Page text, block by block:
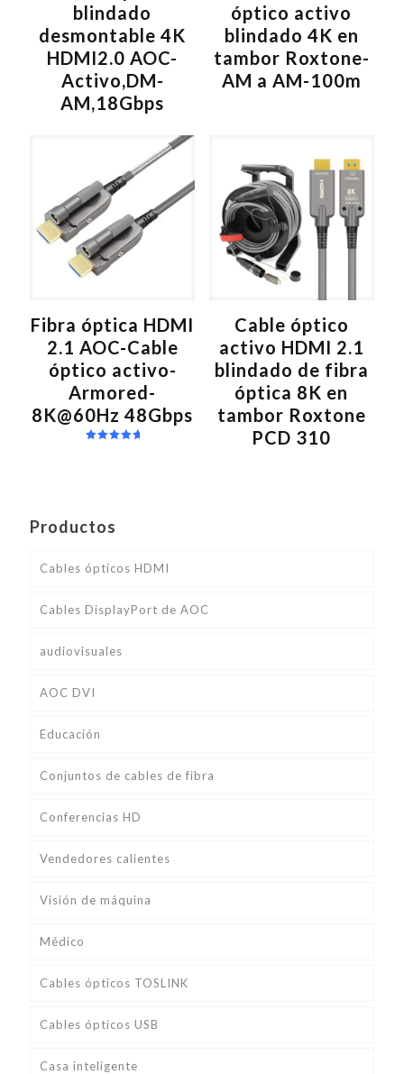
blindado
desmontable 4K
HDMI2.0 AOC-
Activo,DM-
AM,18Gbps
óptico activo
blindado 4K en
tambor Roxtone-
AM a AM-100m
Fibra óptica HDMI
2.1 AOC-Cable
óptico activo-
Armored-
8K@60Hz 48Gbps
Cable óptico
activo HDMI 2.1
blindado de fibra
óptica 8K en
tambor Roxtone
PCD 310
Productos
Cables ópticos HDMI
Cables DisplayPort de AOC
audiovisuales
AOC DVI
Educación
Conjuntos de cables de fibra
Conferencias HD
Vendedores calientes
Visión de máquina
Médico
Cables ópticos TOSLINK
Cables ópticos USB
Casa inteligente